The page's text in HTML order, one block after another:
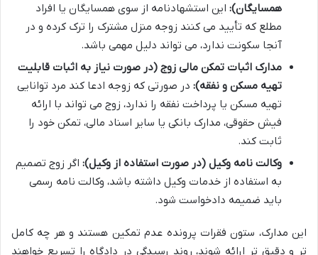
همسایگان): این استشهادنامه از سوی همسایگان یا افراد
مطلع که تأیید می کنند زوجه منزل مشترک را ترک کرده و در
آنجا سکونت ندارد، می تواند دلیل مهمی باشد.
مدارک اثبات تمکن مالی زوج (در صورت نیاز به اثبات قابلیت
تهیه مسکن و نفقه): در صورتی که زوجه ادعا کند مرد توانایی
تهیه مسکن یا پرداخت نفقه را ندارد، زوج می تواند با ارائه
فیش حقوقی، مدارک بانکی یا سایر اسناد مالی، تمکن خود را
ثابت کند.
وکالت نامه وکیل (در صورت استفاده از وکیل): اگر زوج تصمیم
به استفاده از خدمات وکیل داشته باشد، وکالت نامه رسمی
باید ضمیمه دادخواست شود.
این مدارک، ستون فقرات پرونده عدم تمکین هستند و هر چه کامل
تر و دقیق تر ارائه شوند، روند رسیدگی در دادگاه را تسریع خواهند